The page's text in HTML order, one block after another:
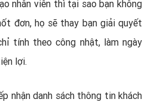
nhân viên thì tại sao bạn không
đơn, họ sẽ thay bạn giải quyết
tính theo công nhật, làm ngày
lợi.
nhận danh sách thông tin khách